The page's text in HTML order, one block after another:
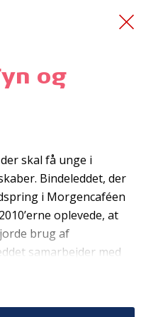
-
og
skal få unge i
Bindeleddet, der
i Morgencaféen
oplevede, at
brug af
samarbejder med
og er et
eller øvrige
og TryghedsGruppens